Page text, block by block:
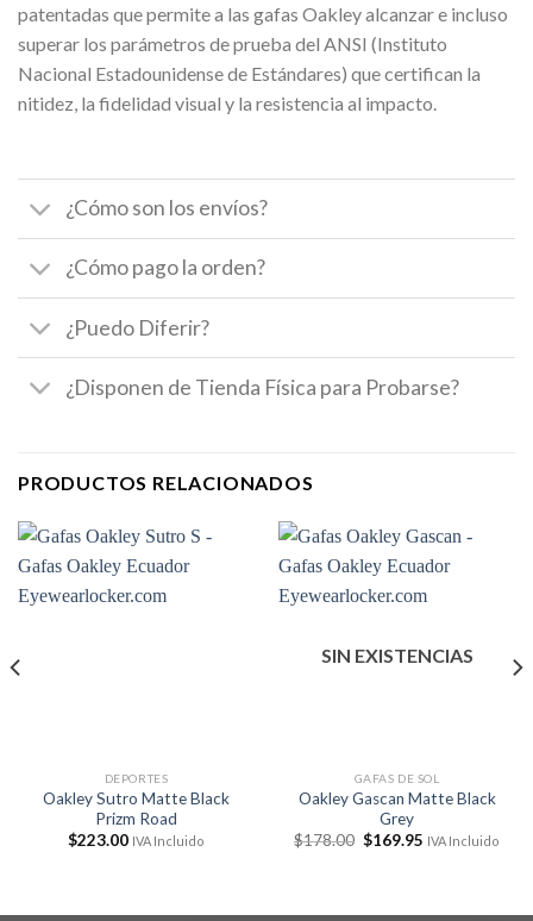
patentadas que permite a las gafas Oakley alcanzar e incluso
superar los parámetros de prueba del ANSI (Instituto
Nacional Estadounidense de Estándares) que certifican la
nitidez, la fidelidad visual y la resistencia al impacto.
¿Cómo son los envíos?
¿Cómo pago la orden?
¿Puedo Diferir?
¿Disponen de Tienda Física para Probarse?
PRODUCTOS RELACIONADOS
DEPORTES
Oakley Sutro Matte Black
Prizm Road
$223.00 IVA Incluido
SIN EXISTENCIAS
GAFAS DE SOL
Oakley Gascan Matte Black
Grey
$178.00 El
$169.95 El
IVA Incluido